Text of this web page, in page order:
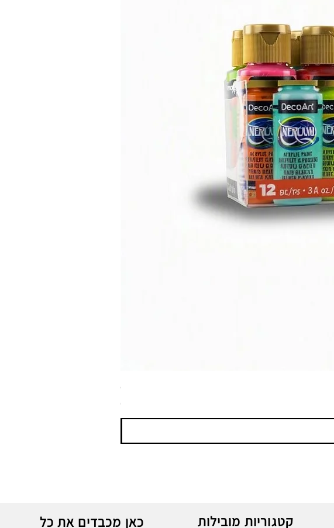
ספריי צבע שחור לטמבון MTN WEPRO Bumper Paint
מחיר
כאן מכבדים את כל קטגוריות מובילות